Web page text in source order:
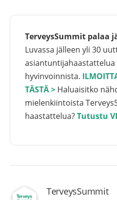
TerveysSummit palaa
Luvassa jälleen yli 30
asiantuntijahaastattelua
hyvinvoinnista.
TÄSTÄ > Haluaisitko
mielenkiintoista
haastattelua?Tutustu
TerveysSummit